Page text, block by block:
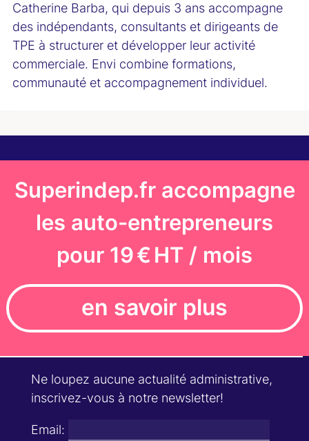
Catherine Barba, qui depuis 3 ans accompagne
des indépendants, consultants et dirigeants de
TPE à structurer et développer leur activité
commerciale. Envi combine formations,
communauté et accompagnement individuel.
Superindep.fr accompagne
les auto-entrepreneurs
pour 19 € HT / mois
en savoir plus
Ne loupez aucune actualité administrative,
inscrivez-vous à notre newsletter!
Email: